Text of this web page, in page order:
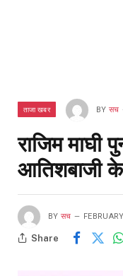
ताजा खबर BY सच
राजिम माघी
आतिशबाजी के
BY सच
Share